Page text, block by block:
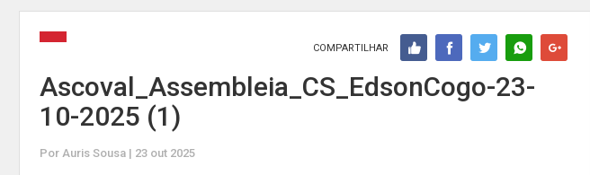
COMPARTILHAR
Ascoval_Assembleia_CS_EdsonCogo-23-
10-2025 (1)
Por Auris Sousa | 23 out 2025